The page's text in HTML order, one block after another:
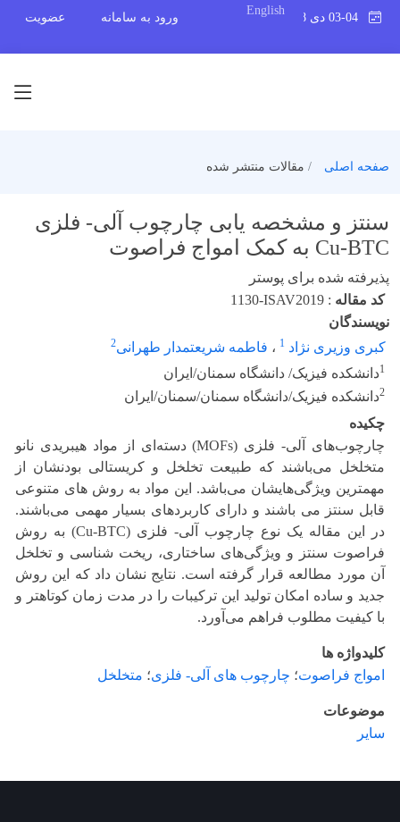
English
ورود به سامانه عضویت
صفحه اصلی مقالات منتشر شده
سنتز و مشخصه یابی چارچوب آلی- فلزی
Cu-BTC به کمک امواج فراصوت
پذیرفته شده برای پوستر
کد مقاله :
1130-ISAV2019
نویسندگان
کبری وزیری نژاد 1 ، فاطمه شریعتمدار طهرانی2
1دانشکده فیزیک/ دانشگاه سمنان/ایران
2دانشکده فیزیک/دانشگاه سمنان/سمنان/ایران
چکیده
چارچوب‌های آلی- فلزی (MOFs) دسته‌ای از مواد هیبریدی نانو
متخلخل می‌باشند که طبیعت تخلخل و کریستالی بودنشان از
مهمترین ویژگی‌هایشان می‌باشد. این مواد به روش های متنوعی
قابل سنتز می باشند و دارای کاربردهای بسیار مهمی می‌باشند.
در این مقاله یک نوع چارچوب آلی- فلزی (Cu-BTC) به روش
فراصوت سنتز و ویژگی‌های ساختاری، ریخت شناسی و تخلخل
آن مورد مطالعه قرار گرفته است. نتایج نشان داد که این روش
جدید و ساده امکان تولید این ترکیبات را در مدت زمان کوتاهتر و
با کیفیت مطلوب فراهم می‌آورد.
کلیدواژه ها
امواج فراصوت؛ چارچوب های آلی- فلزی؛ متخلخل
موضوعات
سایر